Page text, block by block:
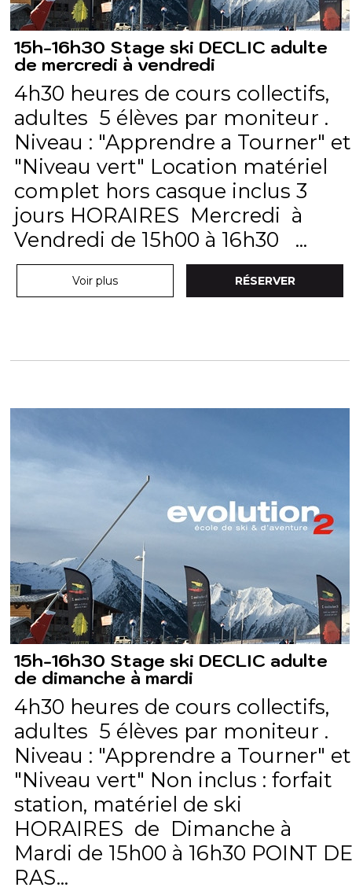
15h-16h30 Stage ski DECLIC adulte
de mercredi à vendredi
4h30 heures de cours collectifs,
adultes 5 élèves par moniteur .
Niveau : "Apprendre a Tourner" et
"Niveau vert" Location matériel
complet hors casque inclus 3
jours HORAIRES Mercredi à
Vendredi de 15h00 à 16h30 ...
Voir plus RÉSERVER
15h-16h30 Stage ski DECLIC adulte
de dimanche à mardi
4h30 heures de cours collectifs,
adultes 5 élèves par moniteur .
Niveau : "Apprendre a Tourner" et
"Niveau vert" Non inclus : forfait
station, matériel de ski
HORAIRES de Dimanche à
Mardi de 15h00 à 16h30 POINT DE
RAS...